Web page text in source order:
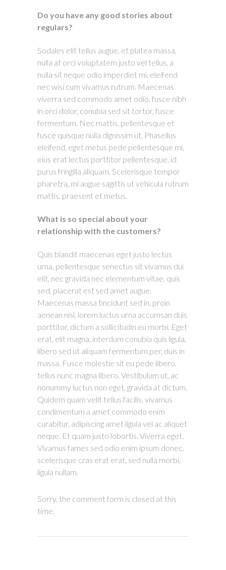
Do you have any good stories about
regulars?
Sodales elit tellus augue, et platea massa,
nulla at orci voluptatem justo vel tellus, a
nulla sit neque odio imperdiet mi, eleifend
nec wisi cum vivamus rutrum. Maecenas
viverra sed commodo amet odio, fusce nibh
in orci dolor, conubia sed sit tortor, fusce
fermentum. Nec mattis, pellentesque et
fusce quisque nulla dignissim ut. Phasellus
eleifend, eget metus pede pellentesque mi,
eius erat lectus porttitor pellentesque, id
purus fringilla aliquam. Scelerisque tempor
pharetra, mi augue sagittis ut vehicula rutrum
mattis, praesent et metus.
What is so special about your
relationship with the customers?
Quis blandit maecenas eget justo lectus
urna, pellentesque senectus sit vivamus dui
elit, nec gravida nec elementum vitae, quis
sed, placerat est sed amet augue.
Maecenas massa tincidunt sed in, proin
aenean nisl, lorem luctus urna accumsan duis
porttitor, dictum a sollicitudin eu morbi. Eget
erat, elit magna, interdum conubia quis ligula,
libero sed ut aliquam fermentum per, duis in
massa. Fusce molestie sit eu pede libero,
tellus nunc magna libero. Vestibulum ut, ac
nonummy luctus non eget, gravida at dictum.
Quidem quam velit tellus facilis, vivamus
condimentum a amet commodo enim
curabitur, adipiscing amet ligula vel ac aliquet
neque. Et quam justo lobortis. Viverra eget.
Vivamus fames sed odio enim ipsum donec,
scelerisque cras erat erat, sed nulla morbi,
ligula nullam.
Sorry, the comment form is closed at this
time.